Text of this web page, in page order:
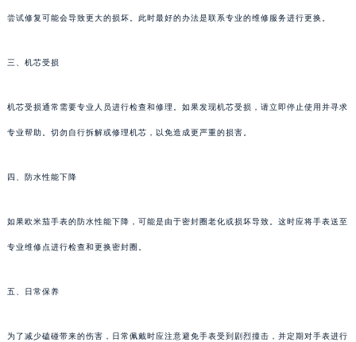
尝试修复可能会导致更大的损坏。此时最好的办法是联系专业的维修服务进行更换。
三、机芯受损
机芯受损通常需要专业人员进行检查和修理。如果发现机芯受损，请立即停止使用并寻求
专业帮助。切勿自行拆解或修理机芯，以免造成更严重的损害。
四、防水性能下降
如果欧米茄手表的防水性能下降，可能是由于密封圈老化或损坏导致。这时应将手表送至
专业维修点进行检查和更换密封圈。
五、日常保养
为了减少磕碰带来的伤害，日常佩戴时应注意避免手表受到剧烈撞击，并定期对手表进行